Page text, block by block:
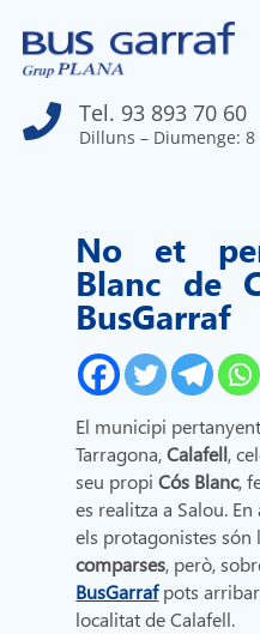
 Tel. 93 893 70 60
Dilluns – Diumenge: 8
No et
Blanc de
BusGarraf
El municipi
Tarragona,Calafell,
seu propiCós Blanc,
es realitza a Salou.
els protagonistes són
comparses, però,
BusGarrafpots
localitat de Calafell.